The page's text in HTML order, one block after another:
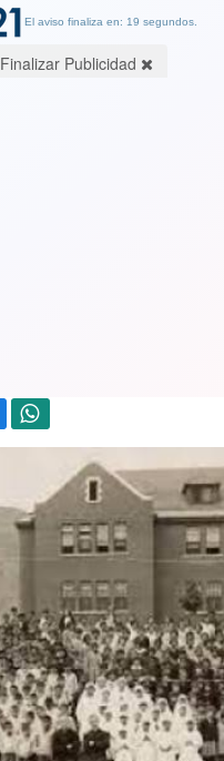
El aviso finaliza en: 19 segundos.
Finalizar Publicidad